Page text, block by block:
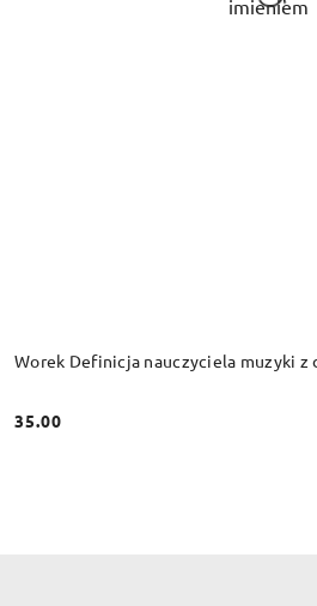
Worek Definicja nauczyciela muzyki
Cena:
35.00